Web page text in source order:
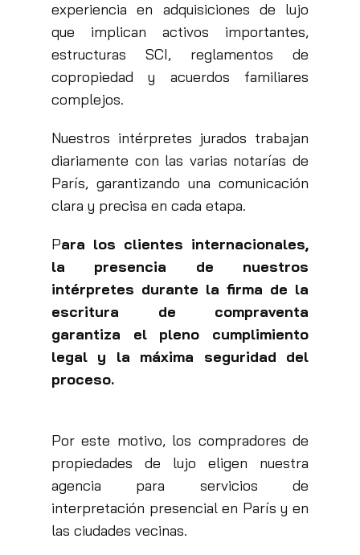
experiencia en adquisiciones de lujo
que implican activos importantes,
estructuras SCI, reglamentos de
copropiedad y acuerdos familiares
complejos.
Nuestros intérpretes jurados trabajan
diariamente con las varias notarías de
París, garantizando una comunicación
clara y precisa en cada etapa.
Para los clientes internacionales,
la presencia de nuestros
intérpretes durante la firma de la
escritura de compraventa
garantiza el pleno cumplimiento
legal y la máxima seguridad del
proceso.
Por este motivo, los compradores de
propiedades de lujo eligen nuestra
agencia para servicios de
interpretación presencial en París y en
las ciudades vecinas.